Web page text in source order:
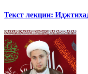
Текст лекции: